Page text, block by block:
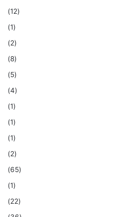
(12)
(1)
(2)
(8)
(5)
(4)
(1)
(1)
(1)
(2)
(65)
(1)
(22)